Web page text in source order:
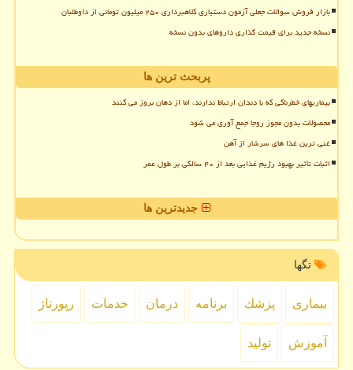
بازار فروش سوالات جعلی آزمون دستیاری کلاهبرداری ۲۵۰ میلیون تومانی از داوطلبان
نسخه جدید برای قیمت گذاری داروهای بدون نسخه
پربحث ترین ها
بیماریهای خطرناکی که با دندان ارتباط ندارند، اما از دهان بروز می کنند
محصولات بدون مجوز روجا جمع آوری می شود
غنی ترین غذا های سرشار از آهن
اثبات تأثیر بهبود رژیم غذایی بعد از ۴۰ سالگی بر طول عمر
جدیدترین ها
تگها
بیماری پزشك برنامه درمان خدمات رپورتاژ
آموزش تولید